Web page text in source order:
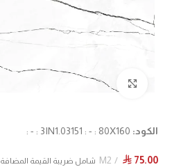
Click to enlarge
الكود: 3IN1.03151 : - : 80X160 : - :
⃁ 75.00
M2 شامل ضريبة القيمة المضافة